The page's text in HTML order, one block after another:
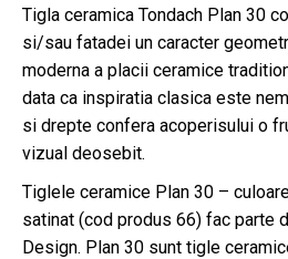
Tigla ceramica Tondach Plan 30
si/sau fatadei un caracter
moderna a placii ceramice
data ca inspiratia clasica este
si drepte confera acoperisului o
vizual deosebit.
Tiglele ceramice Plan 30 –
satinat (cod produs 66) fac parte
Design. Plan 30 sunt tigle